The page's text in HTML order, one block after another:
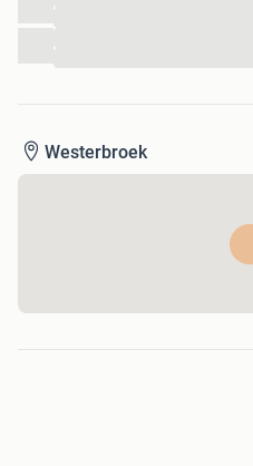
Westerbroek